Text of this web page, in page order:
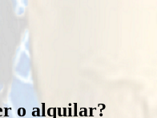
o alquilar?